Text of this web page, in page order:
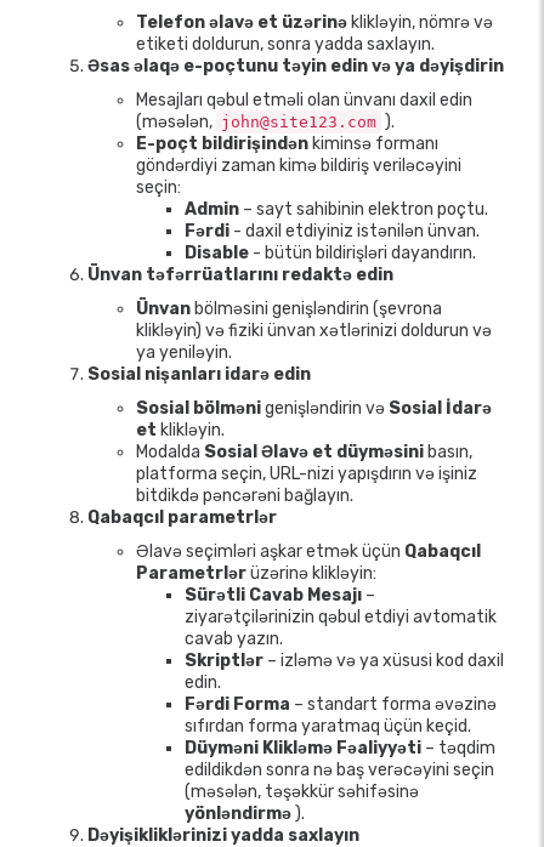
Telefon əlavə et üzərinə klikləyin, nömrə və
etiketi doldurun, sonra yadda saxlayın.
Əsas əlaqə e-poçtunu təyin edin və ya dəyişdirin
Mesajları qəbul etməli olan ünvanı daxil edin
(məsələn, john@site123.com ).
E-poçt bildirişindən kiminsə formanı
göndərdiyi zaman kimə bildiriş veriləcəyini
seçin:
Admin – sayt sahibinin elektron poçtu.
Fərdi - daxil etdiyiniz istənilən ünvan.
Disable - bütün bildirişləri dayandırın.
Ünvan təfərrüatlarını redaktə edin
Ünvan bölməsini genişləndirin (şevrona
klikləyin) və fiziki ünvan xətlərinizi doldurun və
ya yeniləyin.
Sosial nişanları idarə edin
Sosial bölmənigenişləndirin və Sosial İdarə
et klikləyin.
Modalda Sosial Əlavə et düyməsini basın,
platforma seçin, URL-nizi yapışdırın və işiniz
bitdikdə pəncərəni bağlayın.
Qabaqcıl parametrlər
Əlavə seçimləri aşkar etmək üçün Qabaqcıl
Parametrlərüzərinə klikləyin:
Sürətli Cavab Mesajı –
ziyarətçilərinizin qəbul etdiyi avtomatik
cavab yazın.
Skriptlər – izləmə və ya xüsusi kod daxil
edin.
Fərdi Forma – standart forma əvəzinə
sıfırdan forma yaratmaq üçün keçid.
Düyməni Klikləmə Fəaliyyəti – təqdim
edildikdən sonra nə baş verəcəyini seçin
(məsələn, təşəkkür səhifəsinə
yönləndirmə).
Dəyişikliklərinizi yadda saxlayın